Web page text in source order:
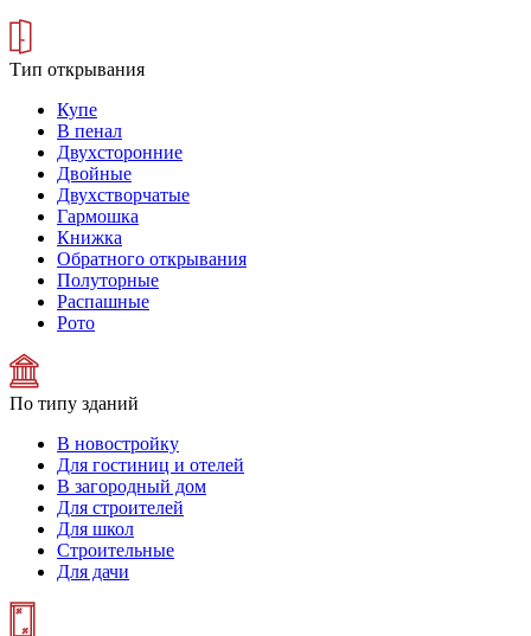
Тип открывания
Купе
В пенал
Двухсторонние
Двойные
Двухстворчатые
Гармошка
Книжка
Обратного открывания
Полуторные
Распашные
Рото
По типу зданий
В новостройку
Для гостиниц и отелей
В загородный дом
Для строителей
Для школ
Строительные
Для дачи